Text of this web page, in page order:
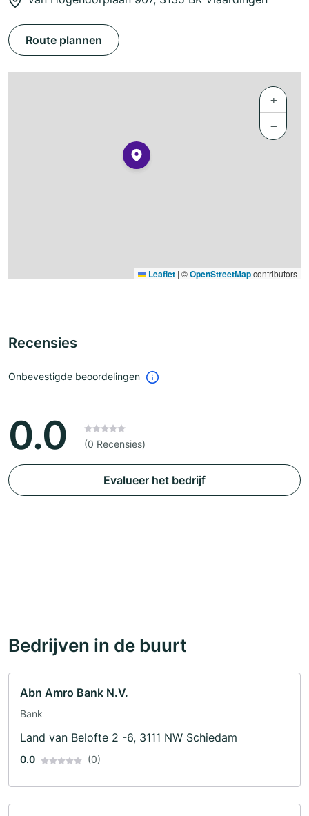
Route plannen
+
−
Leaflet | ©OpenStreetMapcontributors
Recensies
Onbevestigde beoordelingen
0.0 (0 Recensies)
Evalueer het bedrijf
Bedrijven in de buurt
Abn Amro Bank N.V.
Bank
Land van Belofte 2 -6, 3111 NW Schiedam
0.0 (0)